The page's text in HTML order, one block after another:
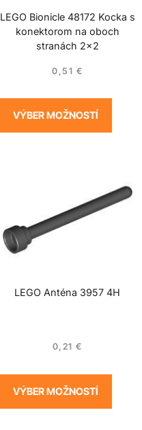
LEGO Bionicle 48172 Kocka s
konektorom na oboch
stranách 2×2
0,51 €
VÝBER MOŽNOSTÍ
LEGO Anténa 3957 4H
0,21 €
VÝBER MOŽNOSTÍ